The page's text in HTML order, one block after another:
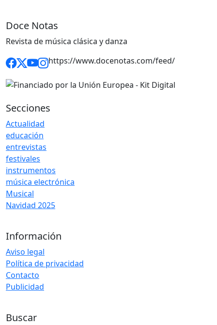
Doce Notas
Revista de música clásica y danza
https://www.docenotas.com/feed/
Secciones
Actualidad
educación
entrevistas
festivales
instrumentos
música electrónica
Musical
Navidad 2025
Información
Aviso legal
Política de privacidad
Contacto
Publicidad
Buscar